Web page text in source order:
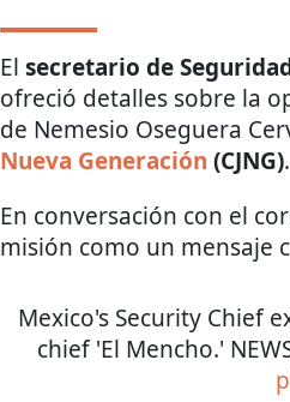
El secretario de
ofreció detalles sobre la
de Nemesio Oseguera
Nueva Generación (CJNG).
En conversación con el
misión como un mensaje
Mexico's Security Chief
chief 'El Mencho.'